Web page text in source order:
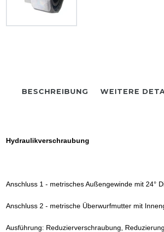
BESCHREIBUNG WEITERE
Hydraulikverschraubung
Anschluss 1 - metrisches Außengewinde mit 24°
Anschluss 2 - metrische Überwurfmutter mit
Ausführung: Reduzierverschraubung, Reduzierung